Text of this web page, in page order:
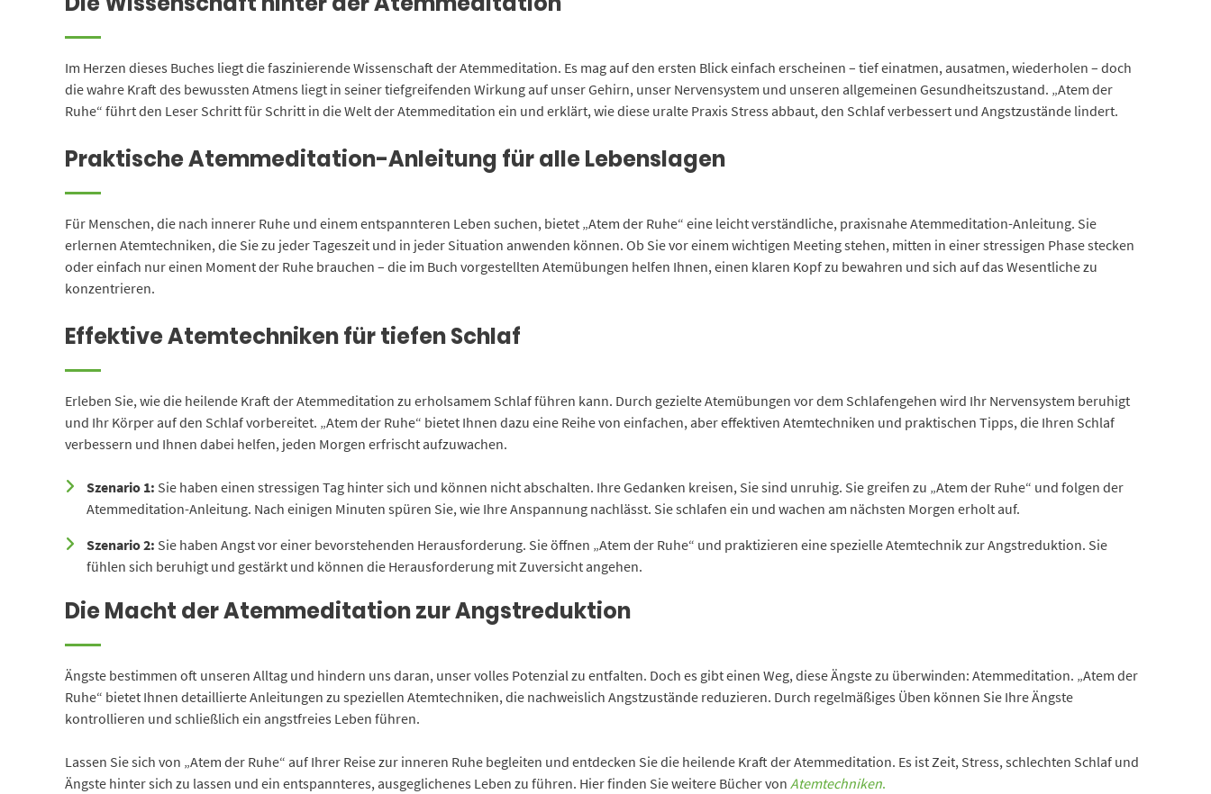
Im Herzen dieses Buches liegt die faszinierende Wissenschaft der Atemmeditation. Es mag auf den ersten Blick einfach erscheinen – tief einatmen, ausatmen, wiederholen – doch
die wahre Kraft des bewussten Atmens liegt in seiner tiefgreifenden Wirkung auf unser Gehirn, unser Nervensystem und unseren allgemeinen Gesundheitszustand. „Atem der
Ruhe“ führt den Leser Schritt für Schritt in die Welt der Atemmeditation ein und erklärt, wie diese uralte Praxis Stress abbaut, den Schlaf verbessert und Angstzustände lindert.
Praktische Atemmeditation-Anleitung für alle Lebenslagen
Für Menschen, die nach innerer Ruhe und einem entspannteren Leben suchen, bietet „Atem der Ruhe“ eine leicht verständliche, praxisnahe Atemmeditation-Anleitung. Sie
erlernen Atemtechniken, die Sie zu jeder Tageszeit und in jeder Situation anwenden können. Ob Sie vor einem wichtigen Meeting stehen, mitten in einer stressigen Phase stecken
oder einfach nur einen Moment der Ruhe brauchen – die im Buch vorgestellten Atemübungen helfen Ihnen, einen klaren Kopf zu bewahren und sich auf das Wesentliche zu
konzentrieren.
Effektive Atemtechniken für tiefen Schlaf
Erleben Sie, wie die heilende Kraft der Atemmeditation zu erholsamem Schlaf führen kann. Durch gezielte Atemübungen vor dem Schlafengehen wird Ihr Nervensystem beruhigt
und Ihr Körper auf den Schlaf vorbereitet. „Atem der Ruhe“ bietet Ihnen dazu eine Reihe von einfachen, aber effektiven Atemtechniken und praktischen Tipps, die Ihren Schlaf
verbessern und Ihnen dabei helfen, jeden Morgen erfrischt aufzuwachen.
Szenario 1: Sie haben einen stressigen Tag hinter sich und können nicht abschalten. Ihre Gedanken kreisen, Sie sind unruhig. Sie greifen zu „Atem der Ruhe“ und folgen der
Atemmeditation-Anleitung. Nach einigen Minuten spüren Sie, wie Ihre Anspannung nachlässt. Sie schlafen ein und wachen am nächsten Morgen erholt auf.
Szenario 2: Sie haben Angst vor einer bevorstehenden Herausforderung. Sie öffnen „Atem der Ruhe“ und praktizieren eine spezielle Atemtechnik zur Angstreduktion. Sie
fühlen sich beruhigt und gestärkt und können die Herausforderung mit Zuversicht angehen.
Die Macht der Atemmeditation zur Angstreduktion
Ängste bestimmen oft unseren Alltag und hindern uns daran, unser volles Potenzial zu entfalten. Doch es gibt einen Weg, diese Ängste zu überwinden: Atemmeditation. „Atem der
Ruhe“ bietet Ihnen detaillierte Anleitungen zu speziellen Atemtechniken, die nachweislich Angstzustände reduzieren. Durch regelmäßiges Üben können Sie Ihre Ängste
kontrollieren und schließlich ein angstfreies Leben führen.
Lassen Sie sich von „Atem der Ruhe“ auf Ihrer Reise zur inneren Ruhe begleiten und entdecken Sie die heilende Kraft der Atemmeditation. Es ist Zeit, Stress, schlechten Schlaf und
Ängste hinter sich zu lassen und ein entspannteres, ausgeglichenes Leben zu führen. Hier finden Sie weitere Bücher von Atemtechniken.